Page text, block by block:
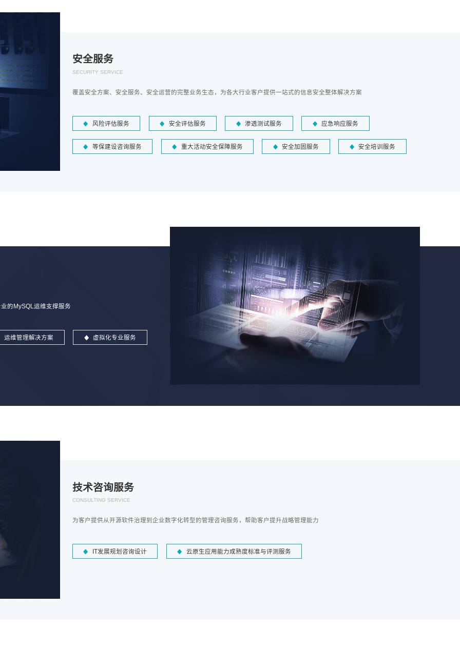
安全服务
SECURITY SERVICE
覆盖安全方案、安全服务、安全运营的完整业务生态，为各大行业客户提供一站式的信息安全整体解决方案
风险评估服务 安全评估服务 渗透测试服务 应急响应服务
等保建设咨询服务 重大活动安全保障服务 安全加固服务 安全培训服务
的MySQL运维支撑服务
运维管理解决方案 虚拟化专业服务
技术咨询服务
CONSULTING SERVICE
为客户提供从开源软件治理到企业数字化转型的管理咨询服务，帮助客户提升战略管理能力
IT发展规划咨询设计 云原生应用能力成熟度标准与评测服务